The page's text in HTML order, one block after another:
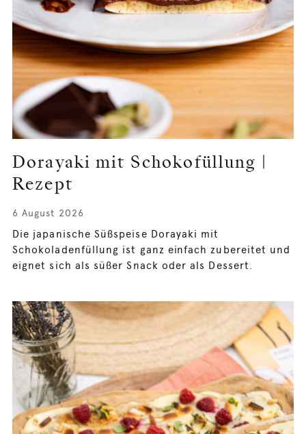
Dorayaki mit Schokofüllung |
Rezept
6 August 2026
Die japanische Süßspeise Dorayaki mit
Schokoladenfüllung ist ganz einfach zubereitet und
eignet sich als süßer Snack oder als Dessert.